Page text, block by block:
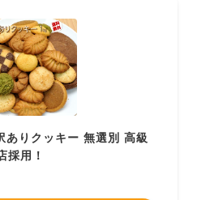
ありクッキー 無選別 高級
採用！